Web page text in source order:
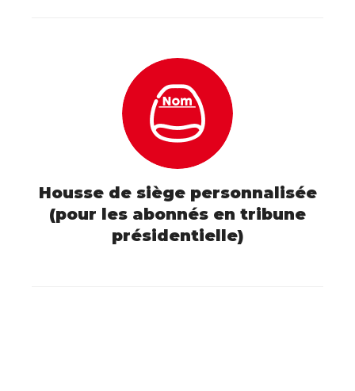
Housse de siège personnalisée
(pour les abonnés en tribune
présidentielle)